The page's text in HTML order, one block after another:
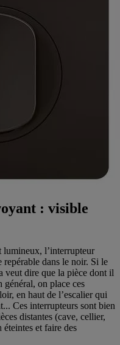
: visible
lumineux, l’interrupteur
repérable dans le noir. Si le
veut dire que la pièce dont il
général, on place ces
en haut de l’escalier qui
Ces interrupteurs sont bien
distantes (cave, cellier,
et faire des